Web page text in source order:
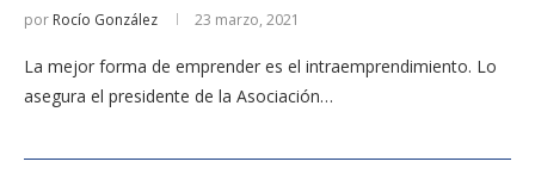
por Rocío González 23 marzo, 2021
La mejor forma de emprender es el intraemprendimiento. Lo
asegura el presidente de la Asociación…